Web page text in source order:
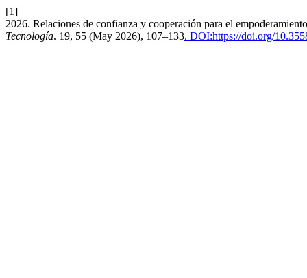
[1]
2026. Relaciones de confianza y cooperación para el
Tecnología. 19, 55 (May 2026), 107–133. DOI:https://doi.org/